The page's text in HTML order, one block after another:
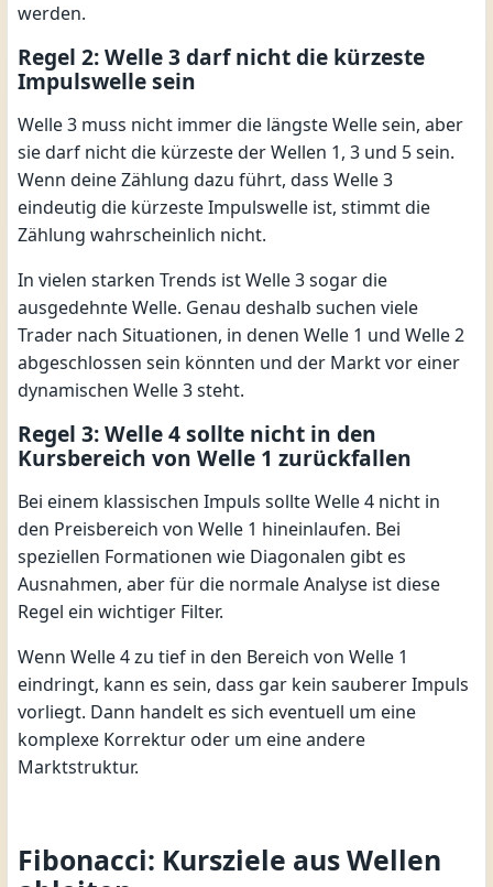
werden.
Regel 2: Welle 3 darf nicht die kürzeste
Impulswelle sein
Welle 3 muss nicht immer die längste Welle sein, aber
sie darf nicht die kürzeste der Wellen 1, 3 und 5 sein.
Wenn deine Zählung dazu führt, dass Welle 3
eindeutig die kürzeste Impulswelle ist, stimmt die
Zählung wahrscheinlich nicht.
In vielen starken Trends ist Welle 3 sogar die
ausgedehnte Welle. Genau deshalb suchen viele
Trader nach Situationen, in denen Welle 1 und Welle 2
abgeschlossen sein könnten und der Markt vor einer
dynamischen Welle 3 steht.
Regel 3: Welle 4 sollte nicht in den
Kursbereich von Welle 1 zurückfallen
Bei einem klassischen Impuls sollte Welle 4 nicht in
den Preisbereich von Welle 1 hineinlaufen. Bei
speziellen Formationen wie Diagonalen gibt es
Ausnahmen, aber für die normale Analyse ist diese
Regel ein wichtiger Filter.
Wenn Welle 4 zu tief in den Bereich von Welle 1
eindringt, kann es sein, dass gar kein sauberer Impuls
vorliegt. Dann handelt es sich eventuell um eine
komplexe Korrektur oder um eine andere
Marktstruktur.
Fibonacci: Kursziele aus Wellen